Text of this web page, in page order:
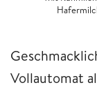
Vollautomat